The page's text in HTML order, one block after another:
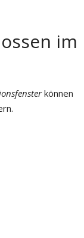
im
können